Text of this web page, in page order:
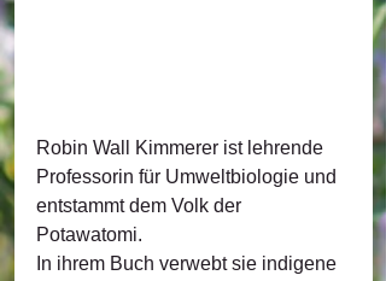
Robin Wall Kimmerer ist lehrende
Professorin für Umweltbiologie und
entstammt dem Volk der
Potawatomi.
In ihrem Buch verwebt sie indigene